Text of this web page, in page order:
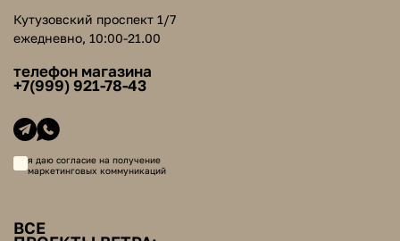
Кутузовский проспект 1/7
ежедневно, 10:00-21.00
телефон магазина
+7(999) 921-78-43
я даю согласие на получение
маркетинговых коммуникаций
ВСЕ